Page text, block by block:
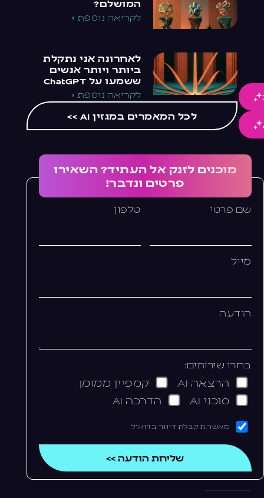
המושלם?
לקריאה נוספת »
לאחרונה אני נתקלת
ביותר ויותר אנשים
ששמעו על ChatGPT
לקריאה נוספת »
לכל המאמרים במגזין AI >>
מוכנים לזנק אל העתיד? השאירו
פרטים ונדבר!
שם פרטי טלפון
מייל
הודעה
בחרו שירותים:
הרצאה AI
קמפיין ממומן
סוכני AI
הדרכה AI
מאשר.ת קבלת דיוור בדוא"ל
שליחת הודעה >>